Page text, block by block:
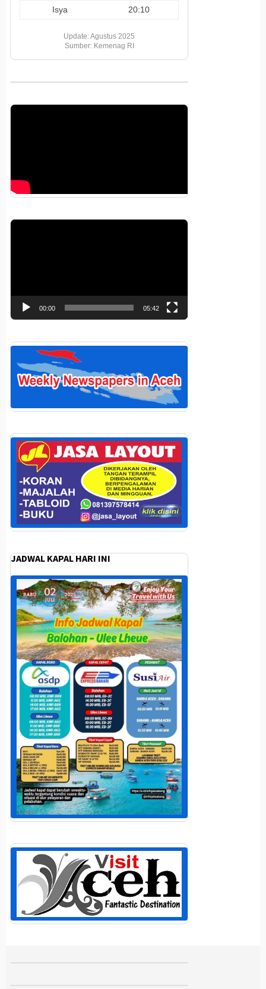
Isya
20:10
Update: Agustus 2025
Sumber: Kemenag RI
Pemutar
00:00 05:42
JADWAL KAPAL HARI INI